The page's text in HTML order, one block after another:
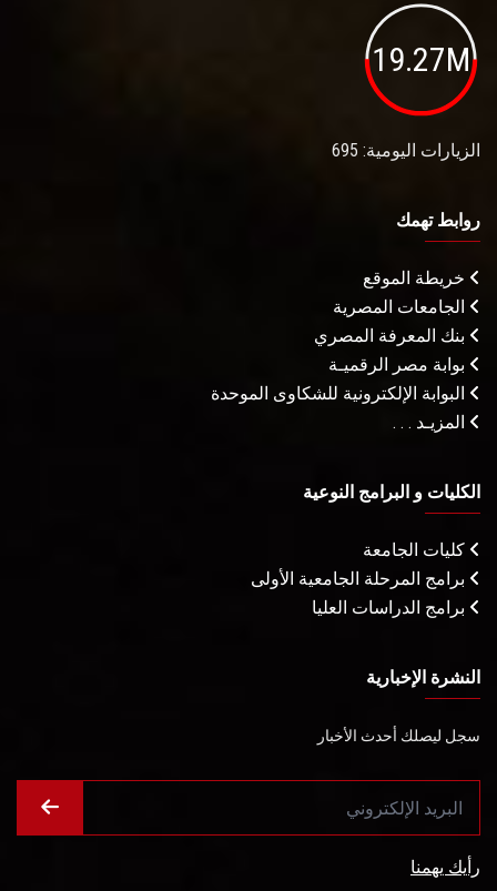
19.27M
الزيارات اليومية: 695
روابط تهمك
خريطة الموقع
الجامعات المصرية
بنك المعرفة المصري
بوابة مصر الرقميـة
البوابة الإلكترونية للشكاوى الموحدة
المزيـد . . .
الكليات و البرامج النوعية
كليات الجامعة
برامج المرحلة الجامعية الأولى
برامج الدراسات العليا
النشرة الإخبارية
سجل ليصلك أحدث الأخبار
رأيك يهمنا